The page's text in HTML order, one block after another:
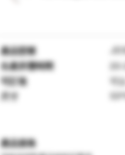
產品型號
生產所需時間
可訂造
可以
產品規格